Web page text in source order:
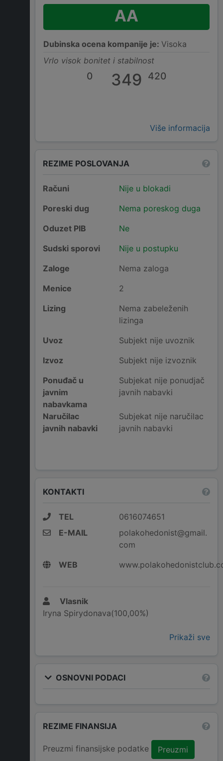
AA
Dubinska ocena kompanije je: Visoka
Vrlo visok bonitet i stabilnost
0 349 420
Više informacija
REZIME POSLOVANJA
Računi
Nije u blokadi
Poreski dug
Nema poreskog duga
Oduzet PIB
Ne
Sudski sporovi
Nije u postupku
Zaloge
Nema zaloga
Menice
2
Lizing
Nema zabeleženih
lizinga
Uvoz
Subjekt nije uvoznik
Izvoz
Subjekt nije izvoznik
Ponuđač u
javnim
nabavkama
Subjekat nije ponudjač
javnih nabavki
Naručilac
javnih nabavki
Subjekat nije naručilac
javnih nabavki
KONTAKTI
TEL
0616074651
E-MAIL
polakohedonist@gmail.
com
WEB
Vlasnik
Iryna Spirydonava(100,00%)
Prikaži sve
OSNOVNI PODACI
REZIME FINANSIJA
Preuzmi finansijske podatke Preuzmi